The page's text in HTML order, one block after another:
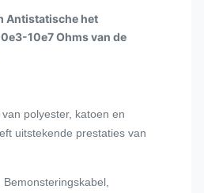
Antistatische het
10e7 Ohms van de
polyester, katoen en
uitstekende prestaties van
Bemonsteringskabel,